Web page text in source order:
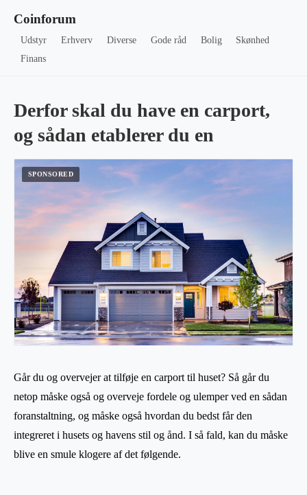
Coinforum
Udstyr Erhverv Diverse Gode råd Bolig
Skønhed
Finans
Derfor skal du have en carport,
og sådan etablerer du en
Går du og overvejer at tilføje en carport til huset? Så går du
netop måske også og overveje fordele og ulemper ved en sådan
foranstaltning, og måske også hvordan du bedst får den
integreret i husets og havens stil og ånd. I så fald, kan du måske
blive en smule klogere af det følgende.